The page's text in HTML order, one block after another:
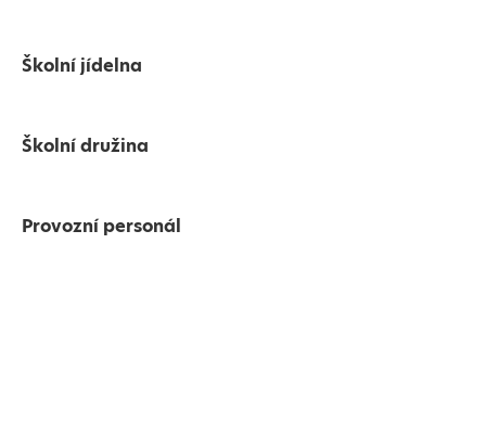
Školní jídelna
Školní družina
Provozní personál